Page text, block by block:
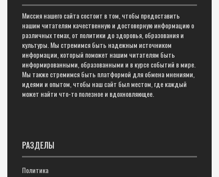
Миссия нашего сайта состоит в том, чтобы предоставить
нашим читателям качественную и достоверную информацию о
различных темах, от политики до здоровья, образования и
культуры. Мы стремимся быть надежным источником
информации, который поможет нашим читателям быть
информированными, образованными и в курсе событий в мире.
Мы также стремимся быть платформой для обмена мнениями,
идеями и опытом, чтобы наш сайт был местом, где каждый
может найти что-то полезное и вдохновляющее.
РАЗДЕЛЫ
Политика